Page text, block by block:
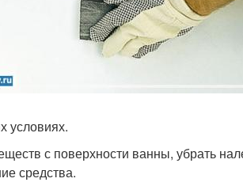
условиях.
с поверхности ванны, убрать
средства.